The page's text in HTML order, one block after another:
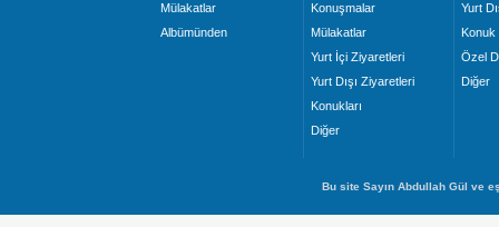
Mülakatlar
Albümünden
Konuşmalar
Mülakatlar
Yurt İçi Ziyaretleri
Yurt Dışı Ziyaretleri
Konukları
Diğer
Yurt
Konuk
Özel
Diğer
Bu site Sayın Abdullah Gül ve